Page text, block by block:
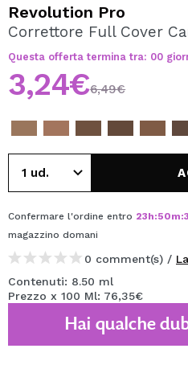
Creando un account su
acquisti velocemente,
consultare le tue operazioni
CREARE UN
Revolution Pro
Correttore Full Cover
Questa offerta termina tra: 00
3,24€6,49€
Confermare l'ordine entro 23h:50m:
magazzino domani
0 comment(s) /
Contenuti: 8.50 ml
Prezzo x 100 Ml: 76,35€
Hai qualche